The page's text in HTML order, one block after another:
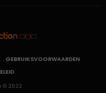
GEBRUIKSVOORWAARDEN
© 2022